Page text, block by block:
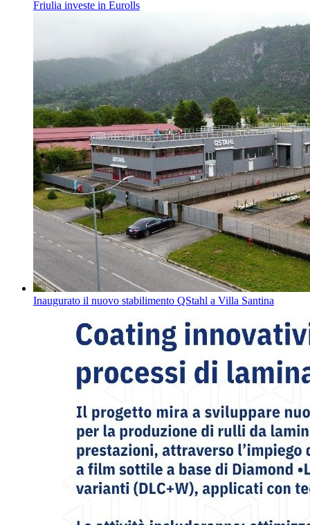
Friulia investe in Eurolls
Inaugurato il nuovo stabilimento QStahl a Villa Santina